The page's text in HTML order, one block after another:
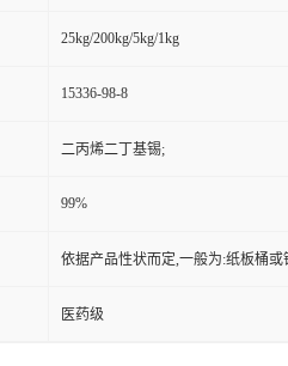
25kg/200kg/5kg/1kg
15336-98-8
二丙烯二丁基锡;
99%
依据产品性状而定,一般为:纸板桶或
医药级